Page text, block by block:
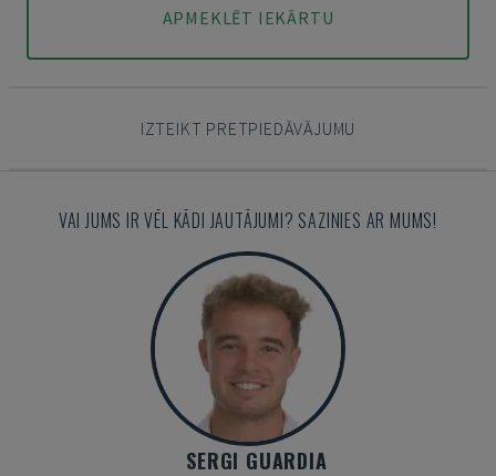
APMEKLĒT IEKĀRTU
IZTEIKT PRETPIEDĀVĀJUMU
VAI JUMS IR VĒL KĀDI JAUTĀJUMI? SAZINIES AR MUMS!
SERGI GUARDIA